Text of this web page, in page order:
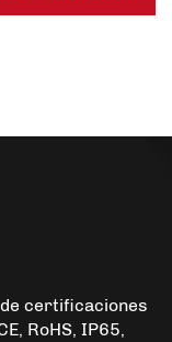
Solar
certificaciones
RoHS, IP65,